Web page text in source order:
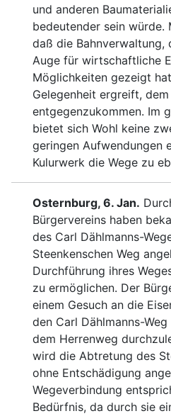
und anderen
bedeutender sein würde.
daß die Bahnverwaltung,
Auge für wirtschaftliche
Möglichkeiten gezeigt
Gelegenheit ergreift,
entgegenzukommen. Im
bietet sich Wohl keine
geringen Aufwendungen
Kulurwerk die Wege zu
Osternburg, 6. Jan.
Bürgervereins haben
des Carl Dählmanns-
Steenkenschen Weg
Durchführung ihres
zu ermöglichen. Der
einem Gesuch an die
den Carl Dählmanns-
dem Herrenweg
wird die Abtretung des
ohne Entschädigung
Wegeverbindung
Bedürfnis, da durch sie